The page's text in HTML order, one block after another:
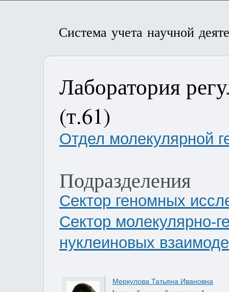
Система учета научной
Лаборатория
(т.61)
Отдел молекулярной
Подразделения
Сектор геномных
Сектор молекулярно-
нуклеиновых
Меркулова Татьяна Ивановна